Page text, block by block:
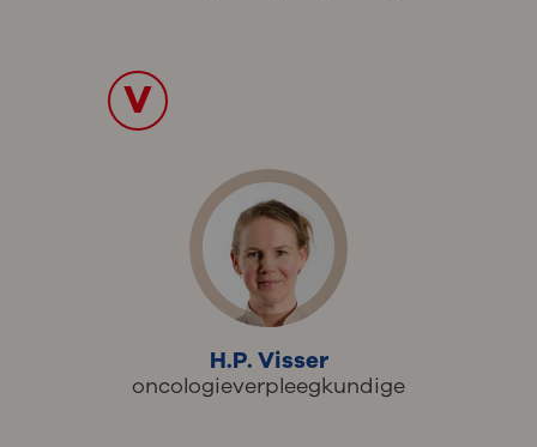
V
H.P. Visser
oncologieverpleegkundige